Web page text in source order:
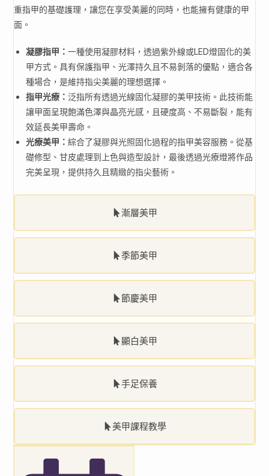
漸層美甲
季節美甲
節慶美甲
顯白美甲
手足保養
美甲課程教學
重指甲的基礎護理，讓您在享受美麗的同時，也能擁有健康的甲
面。
凝膠指甲：一種使用凝膠材料，透過紫外線或LED燈固化的美
甲方式。具有保護指甲、光澤持久且不易剝落的優點，適合各
種場合，是維持指尖美麗的理想選擇。
指甲光療： 泛指所有透過光線固化凝膠的美甲技術。此技術能
讓甲面呈現飽滿色澤與晶亮光感，且硬度高、不易斷裂，能有
效延長美甲壽命。
光療美甲：綜合了凝膠與光照固化過程的指甲美容服務。從基
礎修型、甘皮處理到上色與造型設計，最後透過光療燈將作品
完美呈現，提供持久且精緻的指尖藝術。